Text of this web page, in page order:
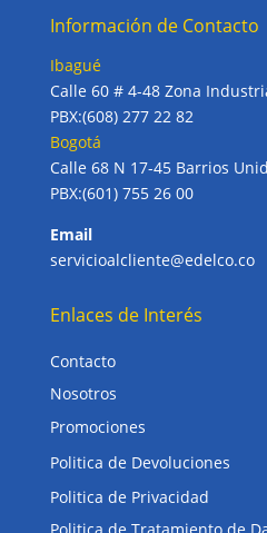
Información de Contacto
Ibagué
Calle 60 # 4-48 Zona
PBX:(608) 277 22 82
Bogotá
Calle 68 N 17-45 Barrios
PBX:(601) 755 26 00
Email
servicioalcliente@edelco.co
Enlaces de Interés
Contacto
Nosotros
Promociones
Politica de Devoluciones
Politica de Privacidad